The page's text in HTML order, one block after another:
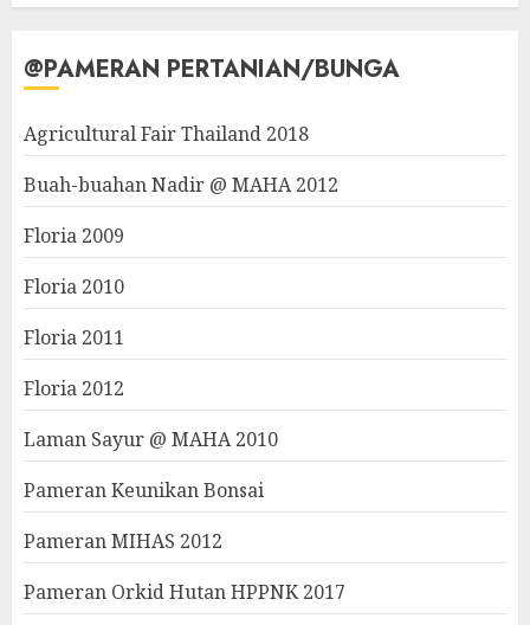
@PAMERAN PERTANIAN/BUNGA
Agricultural Fair Thailand 2018
Buah-buahan Nadir @ MAHA 2012
Floria 2009
Floria 2010
Floria 2011
Floria 2012
Laman Sayur @ MAHA 2010
Pameran Keunikan Bonsai
Pameran MIHAS 2012
Pameran Orkid Hutan HPPNK 2017